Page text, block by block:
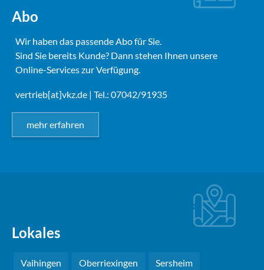
Abo
Wir haben das passende Abo für Sie.
Sind Sie bereits Kunde? Dann stehen Ihnen unsere
Online-Services zur Verfügung.
vertrieb[at]vkz.de | Tel.: 07042/91935
mehr erfahren
Lokales
Vaihingen Oberriexingen Sersheim